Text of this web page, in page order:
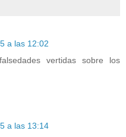
a las 12:02
vertidas sobre los
a las 13:14